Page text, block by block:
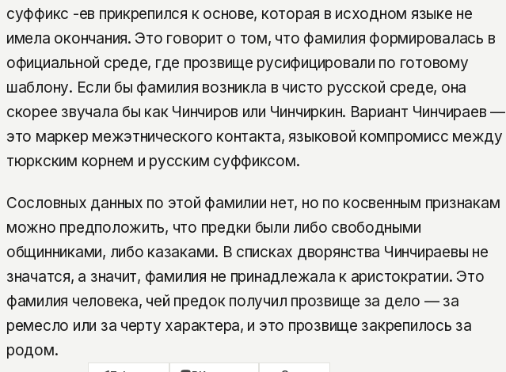
суффикс -ев прикрепился к основе, которая в исходном языке не
имела окончания. Это говорит о том, что фамилия формировалась в
официальной среде, где прозвище русифицировали по готовому
шаблону. Если бы фамилия возникла в чисто русской среде, она
скорее звучала бы как Чинчиров или Чинчиркин. Вариант Чинчираев —
это маркер межэтнического контакта, языковой компромисс между
тюркским корнем и русским суффиксом.
Сословных данных по этой фамилии нет, но по косвенным признакам
можно предположить, что предки были либо свободными
общинниками, либо казаками. В списках дворянства Чинчираевы не
значатся, а значит, фамилия не принадлежала к аристократии. Это
фамилия человека, чей предок получил прозвище за дело — за
ремесло или за черту характера, и это прозвище закрепилось за
родом.